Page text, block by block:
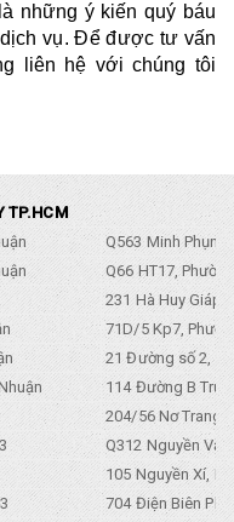
những ý kiến quý báu
vụ. Để được tư vấn
liên hệ với chúng tôi
TP.HCM
Q563 Minh
Q66 HT17,
231 Hà Huy Giáp,
71D/5 Kp7,
21 Đường số 2,
114 Đường B
204/56 Nơ Trang
Q312 Nguyền
105 Nguyền Xí,
704 Điện Biên